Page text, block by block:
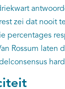
zei dat nooit
percentages
Rossum laten